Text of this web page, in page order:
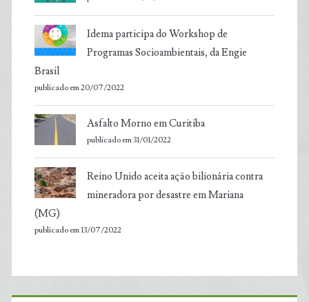
Idema participa do Workshop de
Programas Socioambientais, da Engie
Brasil
publicado em 20/07/2022
Asfalto Morno em Curitiba
publicado em 31/01/2022
Reino Unido aceita ação bilionária contra
mineradora por desastre em Mariana
(MG)
publicado em 13/07/2022